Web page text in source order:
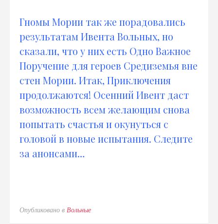
Гномы Мории так же порадовались
результатам Ивента Вольных, но
сказали, что у них есть Одно Важное
Поручение для героев Средиземья вне
стен Мории. Итак, Приключения
продолжаются! Осенний Ивент даст
возможность всем желающим снова
попытать счастья и окунуться с
головой в новые испытания. Следите
за анонсами…
Опубликовано в Вольные